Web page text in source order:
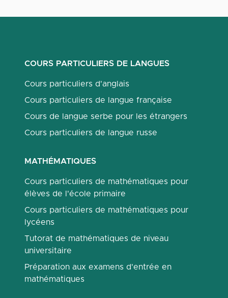
COURS PARTICULIERS DE LANGUES
Cours particuliers d'anglais
Cours particuliers de langue française
Cours de langue serbe pour les étrangers
Cours particuliers de langue russe
MATHÉMATIQUES
Cours particuliers de mathématiques pour
élèves de l'école primaire
Cours particuliers de mathématiques pour
lycéens
Tutorat de mathématiques de niveau
universitaire
Préparation aux examens d'entrée en
mathématiques